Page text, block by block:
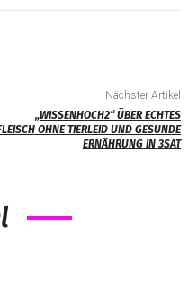
Nächster Artikel
„WISSENHOCH2“ ÜBER ECHTES
OHNE TIERLEID UND GESUNDE
ERNÄHRUNG IN 3SAT